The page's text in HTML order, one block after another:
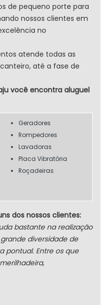
de pequeno porte para
nossos clientes em
no
atende todas as
até a fase de
você encontra aluguel
Geradores
Rompedores
Lavadoras
Placa Vibratória
Roçadeiras
dos nossos clientes:
bastante na realização
diversidade de
pontual. Entre os que